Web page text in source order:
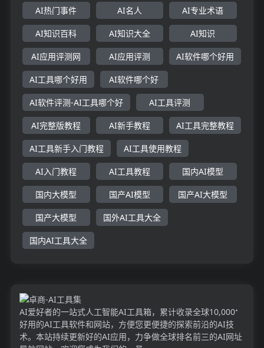
AI热门事件 AI名人 AI专业术语
AI知识百科 AI知识大全 AI知识
AI应用评测网 AI应用评测 AI软件哪个好用
AI工具哪个好用 AI软件哪个好
AI软件评测-AI工具哪个好 AI工具评测
AI完整版教程 AI新手教程 AI工具完整教程
AI工具新手入门教程 AI工具使用教程
AI入门教程 AI工具教程 国内AI模型
国内大模型 国产AI模型 国产AI大模型
国产大模型 国外AI工具大全
国内AI工具大全
AI爱好者的一站式人工智能AI工具箱，累计收录全球10,000⁺
好用的AI工具软件和网站，方便您更便捷的探索前沿的AI技
术。本站持续更新好的AI应用，力争做全球排名前三的AI网址